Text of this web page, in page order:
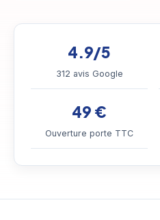
4.9/5
312 avis Google
49 €
Ouverture porte TTC